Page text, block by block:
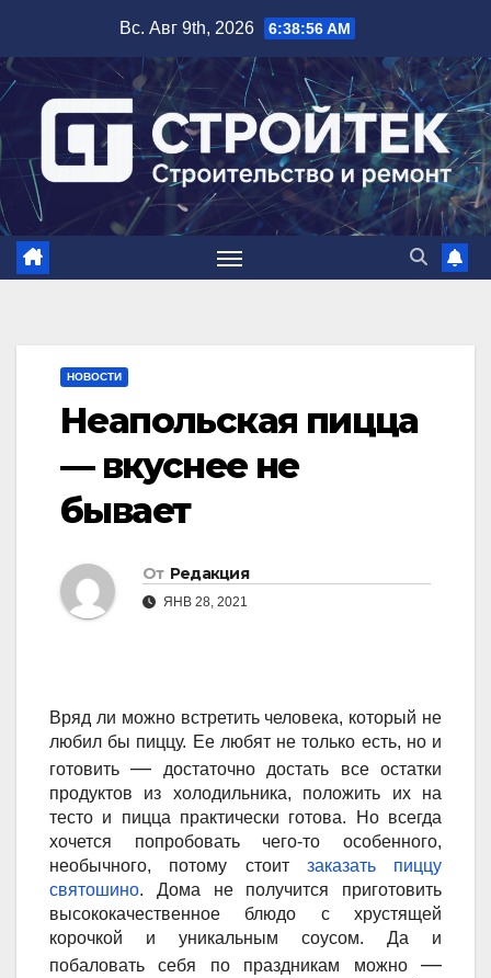
содержимому
Вс. Авг 9th, 2026 6:38:57 AM
НОВОСТИ
Неапольская пицца
— вкуснее не
бывает
От Редакция
ЯНВ 28, 2021
Вряд ли можно встретить человека, который не
любил бы пиццу. Ее любят не только есть, но и
готовить— достаточно достать все остатки
продуктов из холодильника, положить их на
тесто и пицца практически готова. Но всегда
хочется попробовать чего-то особенного,
необычного, потому стоит заказать пиццу
святошино. Дома не получится приготовить
высококачественное блюдо с хрустящей
корочкой и уникальным соусом. Да и
побаловать себя по праздникам можно —